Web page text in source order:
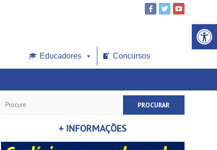
Open toolbar
Educadores Concursos
+ INFORMAÇÕES